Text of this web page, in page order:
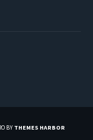
BY THEMES HARBOR